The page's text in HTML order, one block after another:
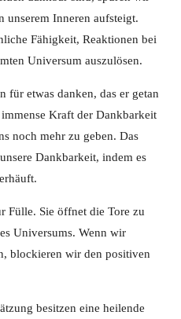
unserem Inneren aufsteigt.
Fähigkeit, Reaktionen bei
Universum auszulösen.
für etwas danken, das er getan
Kraft der Dankbarkeit
noch mehr zu geben. Das
Dankbarkeit, indem es
Fülle. Sie öffnet die Tore zu
Universums. Wenn wir
blockieren wir den positiven
besitzen eine heilende